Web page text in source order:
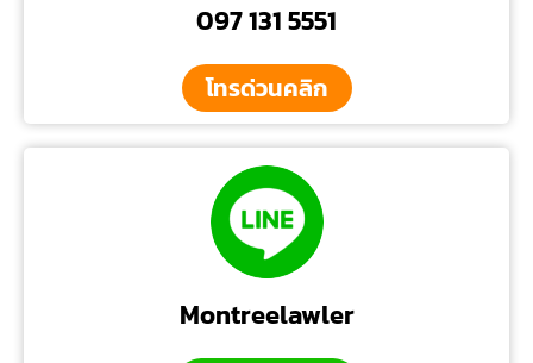
097 131 5551
โทรด่วนคลิก
Montreelawler